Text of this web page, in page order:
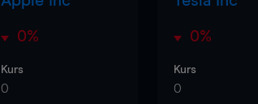
0%
Kurs
0
0%
Kurs
0